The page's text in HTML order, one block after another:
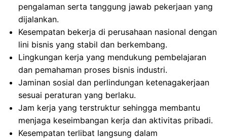
pengalaman serta tanggung jawab pekerjaan yang
dijalankan.
Kesempatan bekerja di perusahaan nasional dengan
lini bisnis yang stabil dan berkembang.
Lingkungan kerja yang mendukung pembelajaran
dan pemahaman proses bisnis industri.
Jaminan sosial dan perlindungan ketenagakerjaan
sesuai peraturan yang berlaku.
Jam kerja yang terstruktur sehingga membantu
menjaga keseimbangan kerja dan aktivitas pribadi.
Kesempatan terlibat langsung dalam